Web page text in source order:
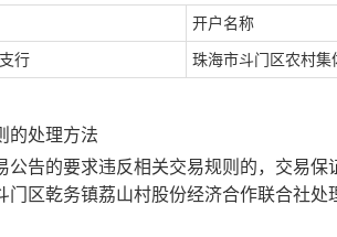
开户名称
行 珠海市斗门区农村集
的处理方法
公告的要求违反相关交易规则的，交易
门区乾务镇荔山村股份经济合作联合社处